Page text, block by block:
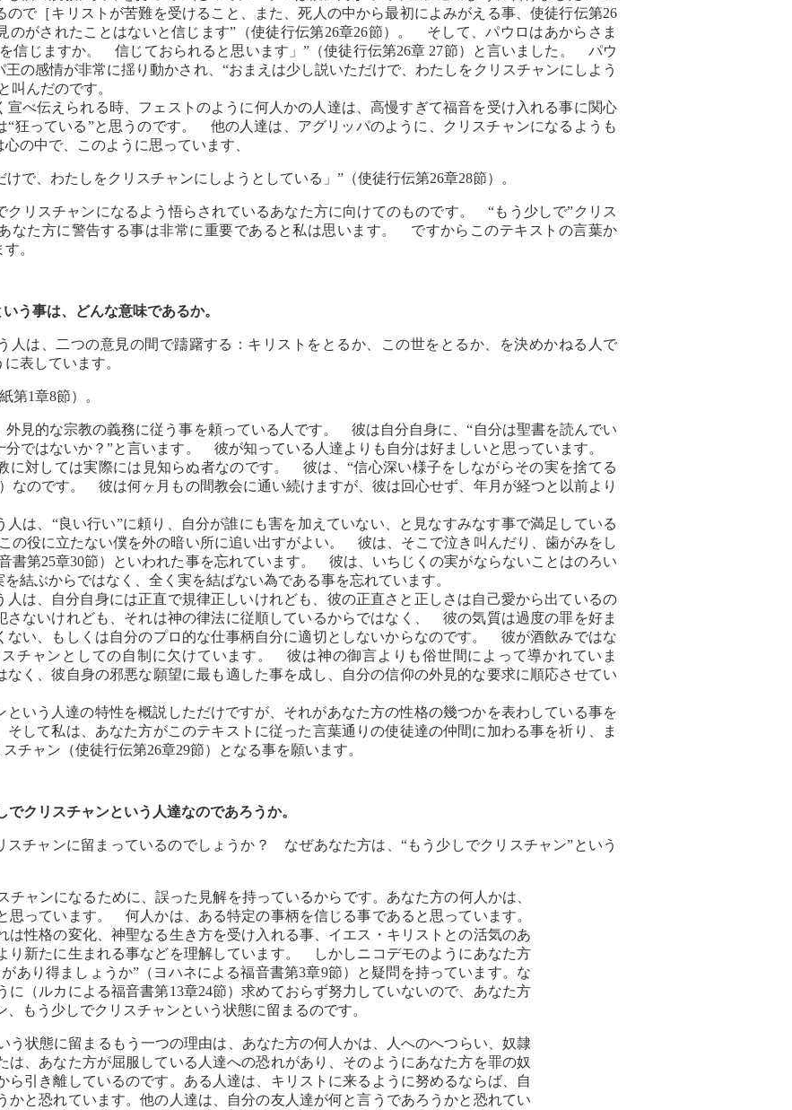
で［キリストが苦難を受けること、また、死人の中から最初によみがえる事、使徒行伝第26
のがされたことはないと信じます”（使徒行伝第26章26節）。 そして、パウロはあからさま
信じますか。 信じておられると思います」”（使徒行伝第26章 27節）と言いました。 パウ
の感情が非常に揺り動かされ、“おまえは少し説いただけで、わたしをクリスチャンにしよう
叫んだのです。
宣べ伝えられる時、フェストのように何人かの人達は、高慢すぎて福音を受け入れる事に関心
っている”と思うのです。 他の人達は、アグリッパのように、クリスチャンになるようも
の中で、このように思っています、
で、わたしをクリスチャンにしようとしている」”（使徒行伝第26章28節）。
クリスチャンになるよう悟らされているあなた方に向けてのものです。 “もう少しで”クリス
なた方に警告する事は非常に重要であると私は思います。 ですからこのテキストの言葉か
す。
う事は、どんな意味であるか。
人は、二つの意見の間で躊躇する：キリストをとるか、この世をとるか、を決めかねる人で
表しています。
第1章8節）。
外見的な宗教の義務に従う事を頼っている人です。 彼は自分自身に、“自分は聖書を読んでい
ではないか？”と言います。 彼が知っている人達よりも自分は好ましいと思っています。
に対しては実際には見知らぬ者なのです。 彼は、“信心深い様子をしながらその実を捨てる
なのです。 彼は何ヶ月もの間教会に通い続けますが、彼は回心せず、年月が経つと以前より
人は、“良い行い”に頼り、自分が誰にも害を加えていない、と見なすみなす事で満足している
の役に立たない僕を外の暗い所に追い出すがよい。 彼は、そこで泣き叫んだり、歯がみをし
書第25章30節）といわれた事を忘れています。 彼は、いちじくの実がならないことはのろい
を結ぶからではなく、全く実を結ばない為である事を忘れています。
人は、自分自身には正直で規律正しいけれども、彼の正直さと正しさは自己愛から出ているの
ないけれども、それは神の律法に従順しているからではなく、 彼の気質は過度の罪を好ま
ない、もしくは自分のプロ的な仕事柄自分に適切としないからなのです。 彼が酒飲みではな
チャンとしての自制に欠けています。 彼は神の御言よりも俗世間によって導かれていま
く、彼自身の邪悪な願望に最も適した事を成し、自分の信仰の外見的な要求に順応させてい
という人達の特性を概説しただけですが、それがあなた方の性格の幾つかを表わしている事を
して私は、あなた方がこのテキストに従った言葉通りの使徒達の仲間に加わる事を祈り、ま
チャン（使徒行伝第26章29節）となる事を願います。
クリスチャンという人達なのであろうか。
スチャンに留まっているのでしょうか？ なぜあなた方は、“もう少しでクリスチャン”という
チャンになるために、誤った見解を持っているからです。あなた方の何人かは、
思っています。 何人かは、ある特定の事柄を信じる事であると思っています。
は性格の変化、神聖なる生き方を受け入れる事、イエス・キリストとの活気のあ
り新たに生まれる事などを理解しています。 しかしニコデモのようにあなた方
あり得ましょうか”（ヨハネによる福音書第3章9節）と疑問を持っています。な
に（ルカによる福音書第13章24節）求めておらず努力していないので、あなた方
もう少しでクリスチャンという状態に留まるのです。
う状態に留まるもう一つの理由は、あなた方の何人かは、人へのへつらい、奴隷
は、あなた方が屈服している人達への恐れがあり、そのようにあなた方を罪の奴
ら引き離しているのです。ある人達は、キリストに来るように努めるならば、自
かと恐れています。他の人達は、自分の友人達が何と言うであろうかと恐れてい